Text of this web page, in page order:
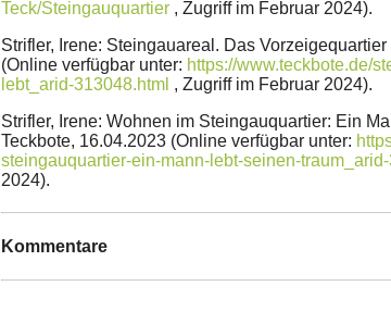
Teck/Steingauquartier , Zugriff im Februar 2024).
Strifler, Irene: Steingauareal. Das
(Online verfügbar unter: https://www.teckbote.de/
lebt_arid-313048.html , Zugriff im Februar 2024).
Strifler, Irene: Wohnen im Steingauquartier: Ein
Teckbote, 16.04.2023 (Online verfügbar unter:
steingauquartier-ein-mann-lebt-seinen-traum_arid-
2024).
Kommentare